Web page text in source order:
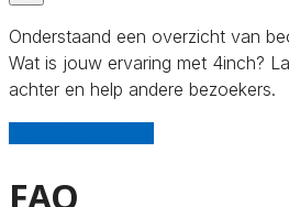
Onderstaand een overzicht van
Wat is jouw ervaring met 4inch?
achter en help andere bezoekers.
FAQ